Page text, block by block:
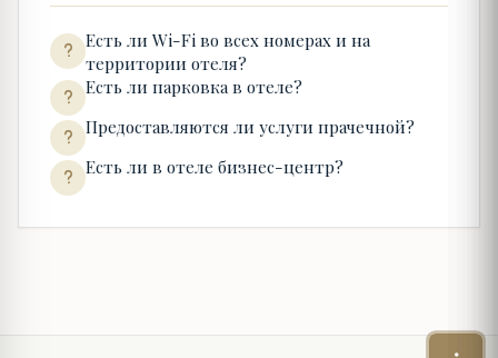
Есть ли Wi-Fi во всех номерах и на
территории отеля?
Есть ли парковка в отеле?
Предоставляются ли услуги прачечной?
Есть ли в отеле бизнес-центр?